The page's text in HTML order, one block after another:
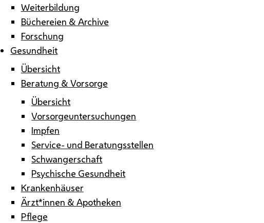
Weiterbildung
Büchereien & Archive
Forschung
Gesundheit
Übersicht
Beratung & Vorsorge
Übersicht
Vorsorgeuntersuchungen
Impfen
Service- und Beratungsstellen
Schwangerschaft
Psychische Gesundheit
Krankenhäuser
Ärzt*innen & Apotheken
Pflege